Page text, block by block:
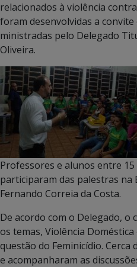
relacionados à violência
foram desenvolvidas a
ministradas pelo Delegado
Oliveira.
Professores e alunos entre 15
participaram das palestras na
Fernando Correia da Costa.
De acordo com o Delegado, o
os temas, Violência
questão do Feminicídio. Cerca
e acompanharam as